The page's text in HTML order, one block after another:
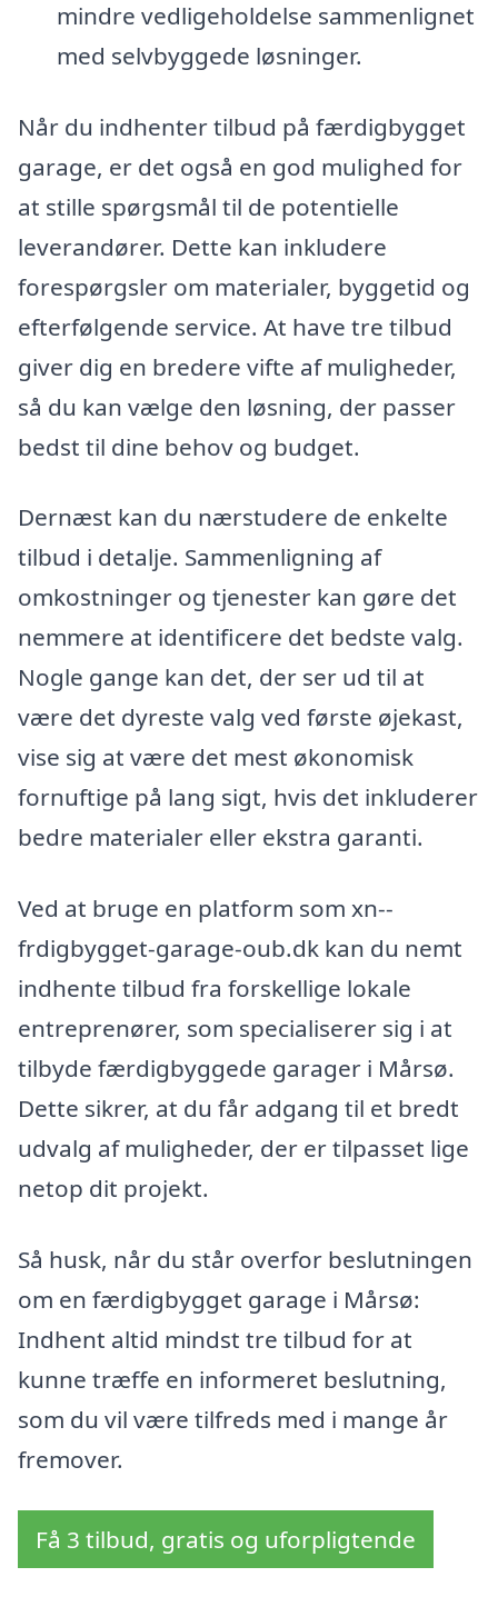
mindre vedligeholdelse sammenlignet
med selvbyggede løsninger.
Når du indhenter tilbud på færdigbygget
garage, er det også en god mulighed for
at stille spørgsmål til de potentielle
leverandører. Dette kan inkludere
forespørgsler om materialer, byggetid og
efterfølgende service. At have tre tilbud
giver dig en bredere vifte af muligheder,
så du kan vælge den løsning, der passer
bedst til dine behov og budget.
Dernæst kan du nærstudere de enkelte
tilbud i detalje. Sammenligning af
omkostninger og tjenester kan gøre det
nemmere at identificere det bedste valg.
Nogle gange kan det, der ser ud til at
være det dyreste valg ved første øjekast,
vise sig at være det mest økonomisk
fornuftige på lang sigt, hvis det inkluderer
bedre materialer eller ekstra garanti.
Ved at bruge en platform som xn--
frdigbygget-garage-oub.dk kan du nemt
indhente tilbud fra forskellige lokale
entreprenører, som specialiserer sig i at
tilbyde færdigbyggede garager i Mårsø.
Dette sikrer, at du får adgang til et bredt
udvalg af muligheder, der er tilpasset lige
netop dit projekt.
Så husk, når du står overfor beslutningen
om en færdigbygget garage i Mårsø:
Indhent altid mindst tre tilbud for at
kunne træffe en informeret beslutning,
som du vil være tilfreds med i mange år
fremover.
Få 3 tilbud, gratis og uforpligtende